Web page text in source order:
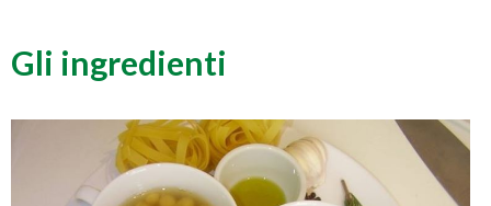
Gli ingredienti